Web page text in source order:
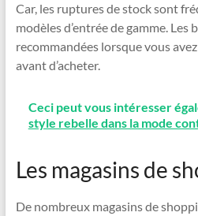
Car, les ruptures de stock sont
modèles d’entrée de gamme.
recommandées lorsque vous
avant d’acheter.
Ceci peut vous intéresser
style rebelle dans la mode
Les magasins de
De nombreux magasins de